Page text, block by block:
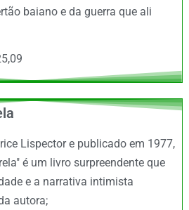
baiano e da guerra que ali
Lispector e publicado em 1977,
é um livro surpreendente que
e a narrativa intimista
autora;